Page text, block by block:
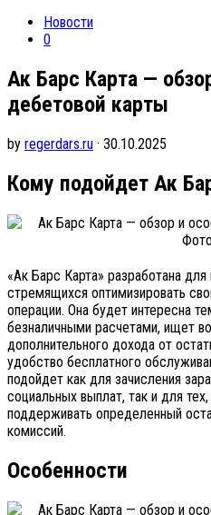
Новости
0
Ак Барс Карта —
дебетовой карты
by regerdars.ru · 30.10.2025
Кому подойдет Ак
«Ак Барс Карта» разработана
стремящихся оптимизировать
операции. Она будет интересна
безналичными расчетами, ищет
дополнительного дохода от
удобство бесплатного
подойдет как для зачисления
социальных выплат, так и для
поддерживать определенный
комиссий.
Особенности